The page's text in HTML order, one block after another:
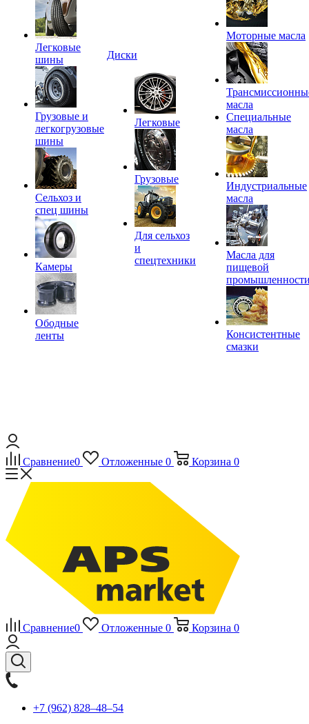
Легковые
шины
Грузовые и
легкогрузовые
шины
Сельхоз и
спец шины
Камеры
Ободные
ленты
Диски
Легковые
Грузовые
Для сельхоз
и
спецтехники
Моторные масла
масла
Специальные
масла
Индустриальные
масла
Масла для
пищевой
Консистентные
смазки
Сравнение0 Отложенные 0 Корзина 0
Сравнение0 Отложенные 0 Корзина 0
+7 (962) 828‒48‒54